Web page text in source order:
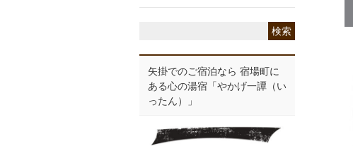
矢掛でのご宿泊なら 宿場町に
ある心の湯宿「やかげ一譚（い
ったん）」